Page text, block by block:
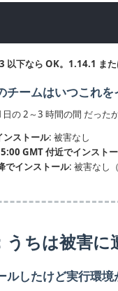
以下なら OK。1.14.1 ま
チームはいつこれ
の 2～3 時間の間 だった
ストール: 被害なし
GMT 付近でインスト
でインストール: 被害なし
うちは被害
ルしたけど実行環